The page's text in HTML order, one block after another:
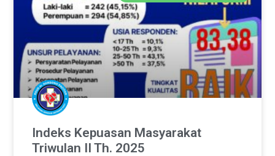
Indeks Kepuasan Masyarakat
Triwulan II Th. 2025